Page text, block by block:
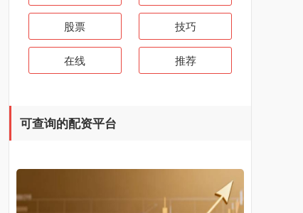
股票 技巧
在线 推荐
可查询的配资平台